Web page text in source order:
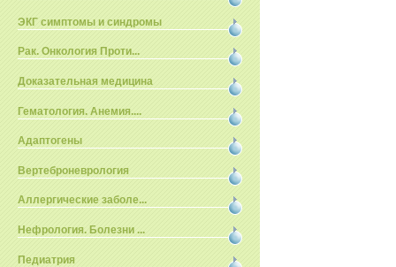
ЭКГ симптомы и синдромы
Рак. Онкология Проти...
Доказательная медицина
Гематология. Анемия....
Адаптогены
Вертеброневрология
Аллергические заболе...
Нефрология. Болезни ...
Педиатрия